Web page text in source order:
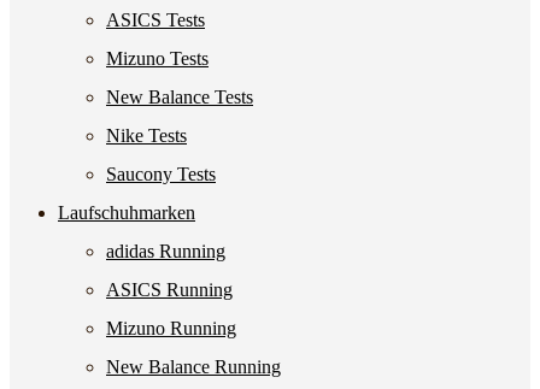
ASICS Tests
Mizuno Tests
New Balance Tests
Nike Tests
Saucony Tests
Laufschuhmarken
adidas Running
ASICS Running
Mizuno Running
New Balance Running